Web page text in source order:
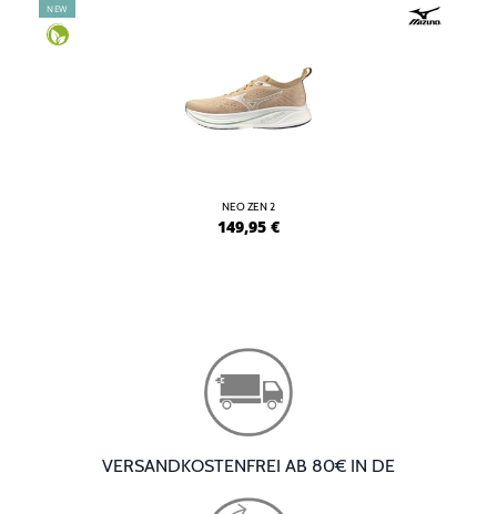
NEW
NEO ZEN 2
149,95 €
VERSANDKOSTENFREI AB 80€ IN DE